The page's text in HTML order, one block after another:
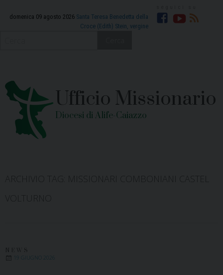
domenica 09 agosto 2026 Santa Teresa Benedetta della
Croce (Edith) Stein, vergine
Ufficio Missionario
Diocesi di Alife-Caiazzo
19 GIUGNO 2026